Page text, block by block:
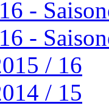
-
-
/ 16
/ 15